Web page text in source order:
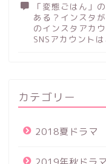
「変態ごはん」
ある？インスタが
のインスタアカ
SNSアカウント
カテゴリー
2018夏ドラマ